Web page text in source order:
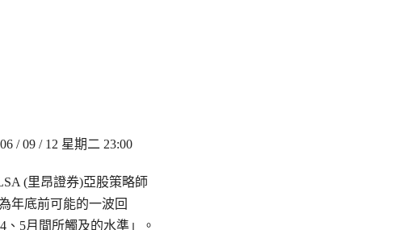
/ 09 / 12 星期二 23:00
(里昂證券)亞股策略師
年底前可能的一波回
5月間所觸及的水準」。